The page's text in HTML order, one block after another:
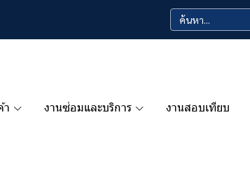
า งานซ่อมและบริการ งานสอบเทียบ